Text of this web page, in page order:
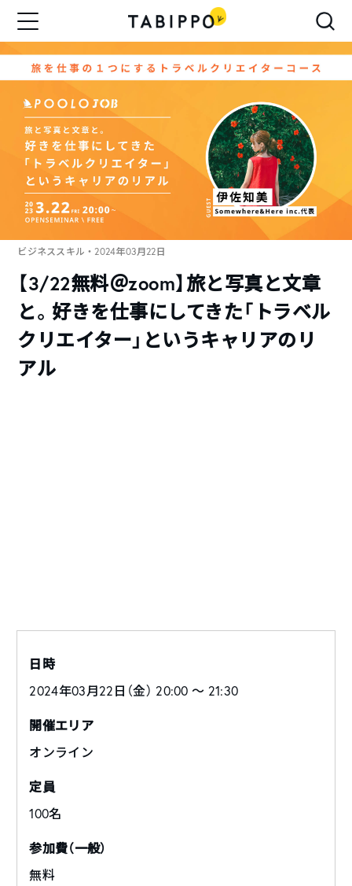
ビジネススキル ・2024年03月22日
【3/22無料＠zoom】旅と写真と文章
と。好きを仕事にしてきた「トラベル
クリエイター」というキャリアのリ
アル
日時
2024年03月22日（金） 20:00 〜 21:30
開催エリア
オンライン
定員
100名
参加費（一般）
無料